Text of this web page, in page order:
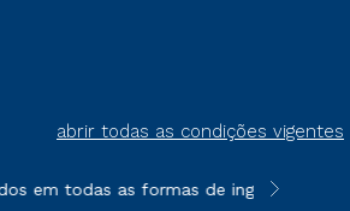
abrir todas as condições vigentes
todas as formas de ingresso,